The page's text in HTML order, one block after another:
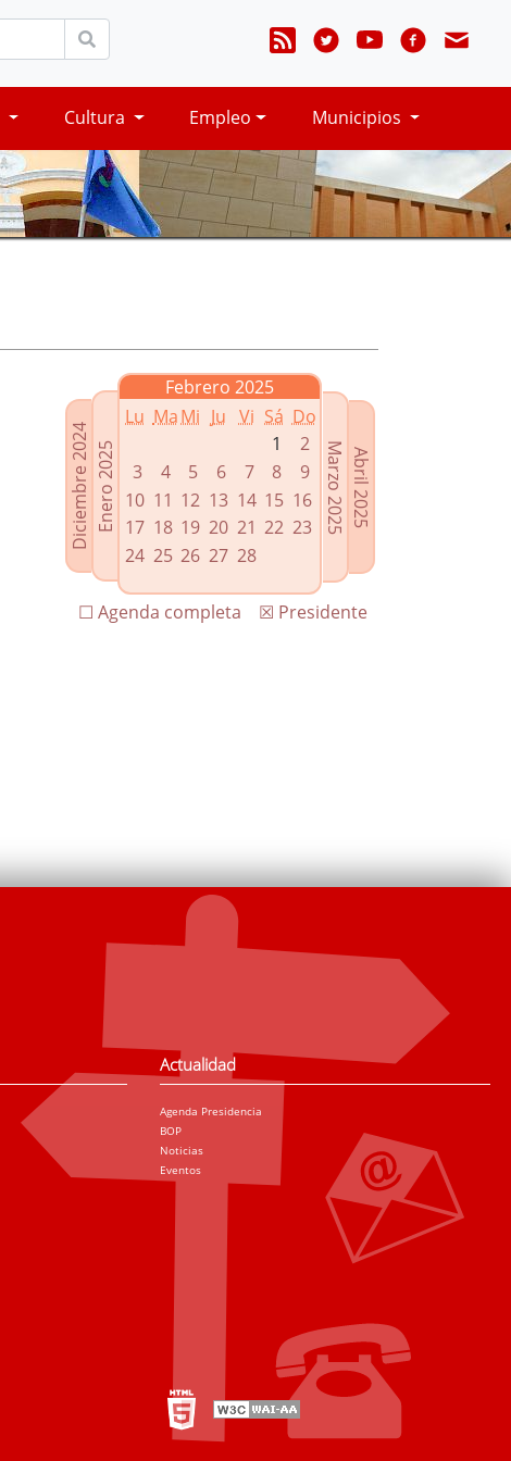
Cultura Empleo Municipios
Diciembre 2024Enero 2025
Febrero 2025
Lu MaMi Ju Vi Sá Do
1
2
3
4 5 6 7 8
9
10 11 12 13 14 15 16
17 18 19 20 21 22 23
24 25 26 27 28
Abril 2025
Marzo 2025
☒ Presidente
☐ Agenda completa
Actualidad
Agenda Presidencia
BOP
Noticias
Eventos